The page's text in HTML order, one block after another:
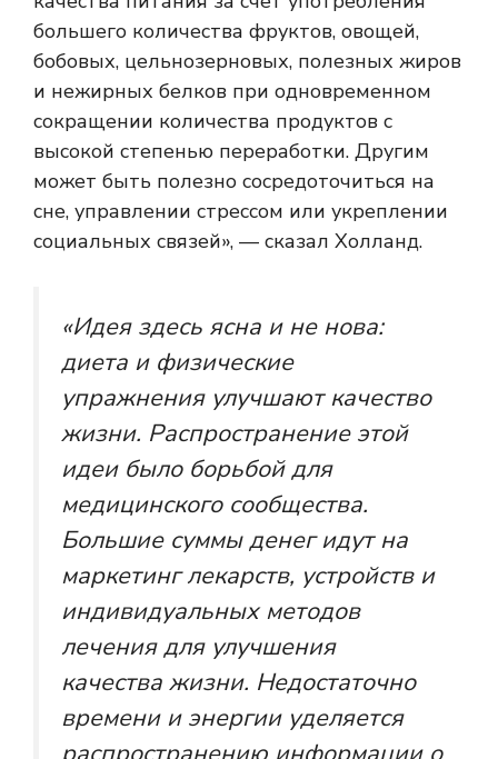
большего количества фруктов, овощей,
бобовых, цельнозерновых, полезных жиров
и нежирных белков при одновременном
сокращении количества продуктов с
высокой степенью переработки. Другим
может быть полезно сосредоточиться на
сне, управлении стрессом или укреплении
социальных связей», — сказал Холланд.
«Идея здесь ясна и не нова:
диета и физические
упражнения улучшают качество
жизни. Распространение этой
идеи было борьбой для
медицинского сообщества.
Большие суммы денег идут на
маркетинг лекарств, устройств и
индивидуальных методов
лечения для улучшения
качества жизни. Недостаточно
времени и энергии уделяется